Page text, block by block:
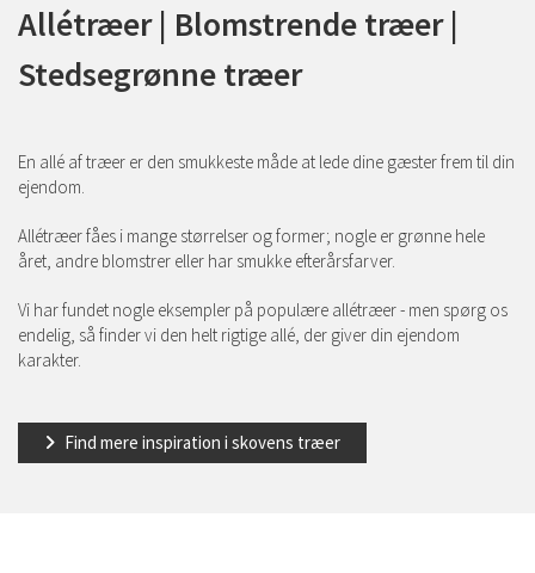
Allétræer | Blomstrende træer |
Stedsegrønne træer
En allé af træer er den smukkeste måde at lede dine gæster frem til din
ejendom.
Allétræer fåes i mange størrelser og former; nogle er grønne hele
året, andre blomstrer eller har smukke efterårsfarver.
Vi har fundet nogle eksempler på populære allétræer - men spørg os
endelig, så finder vi den helt rigtige allé, der giver din ejendom
karakter.
Find mere inspiration i skovens træer